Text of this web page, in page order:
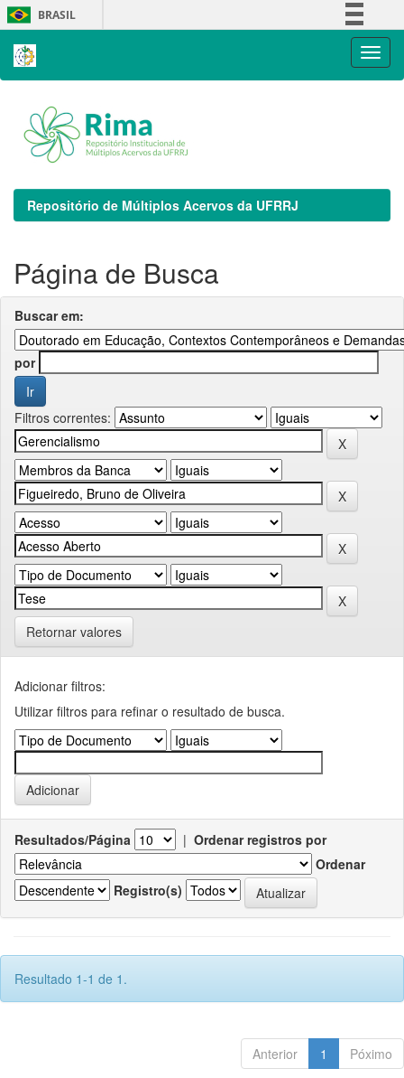
Skip
navigation
BRASIL
Repositório de Múltiplos Acervos da UFRRJ
Página de Busca
Buscar em:
por
Filtros correntes:
Retornar valores
Adicionar filtros:
Utilizar filtros para refinar o resultado de busca.
Resultados/Página | Ordenar registros por
Ordenar
Registro(s)
Resultado 1-1 de 1.
Anterior 1 Póximo